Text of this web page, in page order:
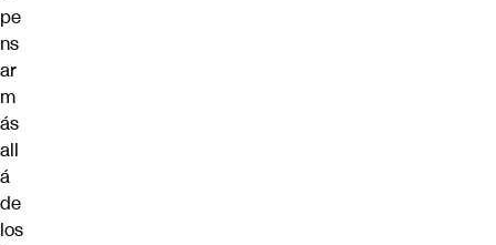
pe
ns
ar
m
ás
all
á
de
los